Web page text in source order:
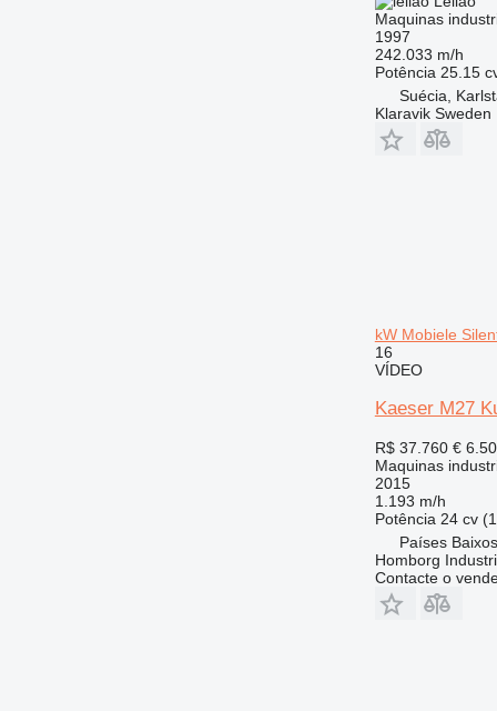
Maquinas
1997
242.033 m/h
Potência 25.15
Suécia,
Klaravik Sweden
kW Mobiele
16
VÍDEO
Kaeser M27
R$ 37.760 €
Maquinas
2015
1.193 m/h
Potência 24 cv
Países
Homborg
Contacte o